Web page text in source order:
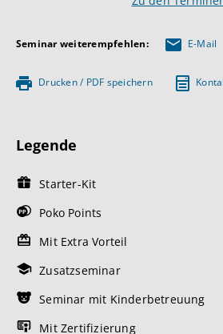
Seminar weiterempfehlen: E-Mail
Drucken / PDF speichern
Legende
Starter-Kit
Poko Points
Mit Extra Vorteil
Zusatzseminar
Seminar mit Kinderbetreuung
Mit Zertifizierung